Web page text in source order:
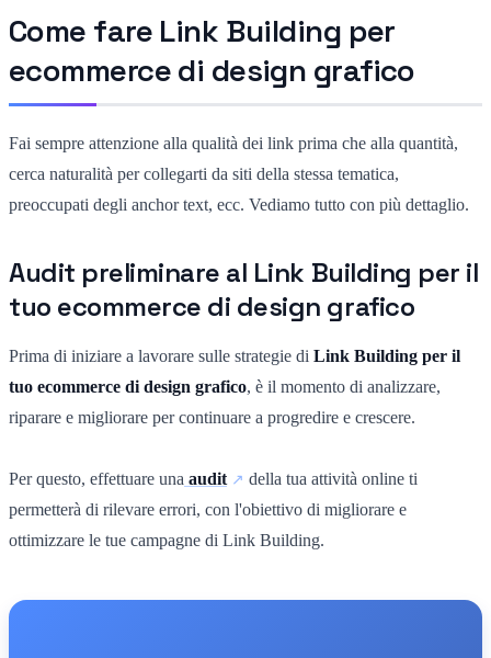
Come fare Link Building per
ecommerce di design grafico
Fai sempre attenzione alla qualità dei link prima che alla quantità,
cerca naturalità per collegarti da siti della stessa tematica,
preoccupati degli anchor text, ecc. Vediamo tutto con più dettaglio.
Audit preliminare al Link Building per il
tuo ecommerce di design grafico
Prima di iniziare a lavorare sulle strategie di Link Building per il
tuo ecommerce di design grafico, è il momento di analizzare,
riparare e migliorare per continuare a progredire e crescere.
Per questo, effettuare una audit
della tua attività online ti
permetterà di rilevare errori, con l'obiettivo di migliorare e
ottimizzare le tue campagne di Link Building.